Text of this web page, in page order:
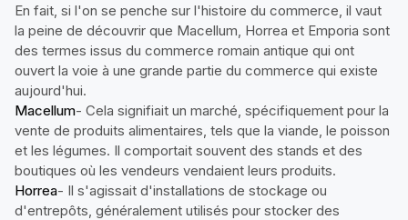
En fait, si l'on se penche sur l'histoire du commerce, il vaut
la peine de découvrir que Macellum, Horrea et Emporia sont
des termes issus du commerce romain antique qui ont
ouvert la voie à une grande partie du commerce qui existe
aujourd'hui.
Macellum- Cela signifiait un marché, spécifiquement pour la
vente de produits alimentaires, tels que la viande, le poisson
et les légumes. Il comportait souvent des stands et des
boutiques où les vendeurs vendaient leurs produits.
Horrea- Il s'agissait d'installations de stockage ou
d'entrepôts, généralement utilisés pour stocker des